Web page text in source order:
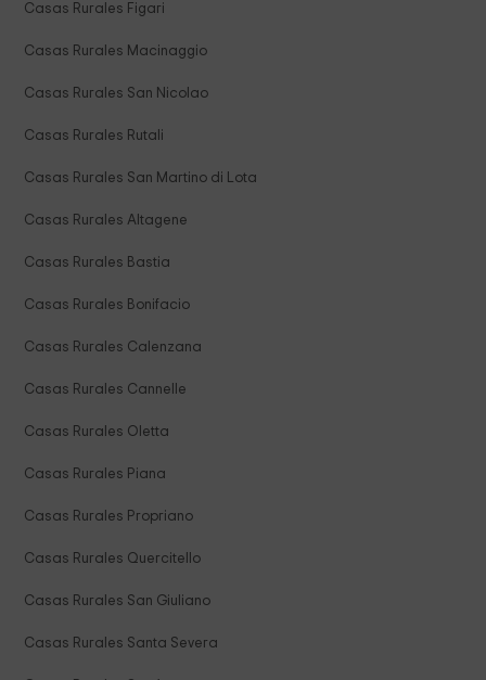
Casas Rurales Figari
Casas Rurales Macinaggio
Casas Rurales San Nicolao
Casas Rurales Rutali
Casas Rurales San Martino di Lota
Casas Rurales Altagene
Casas Rurales Bastia
Casas Rurales Bonifacio
Casas Rurales Calenzana
Casas Rurales Cannelle
Casas Rurales Oletta
Casas Rurales Piana
Casas Rurales Propriano
Casas Rurales Quercitello
Casas Rurales San Giuliano
Casas Rurales Santa Severa